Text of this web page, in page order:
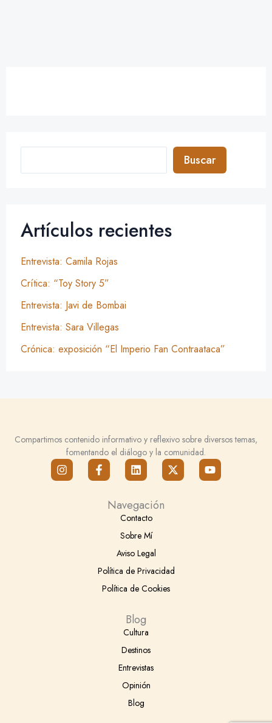
Buscar
Artículos recientes
Entrevista: Camila Rojas
Crítica: “Toy Story 5”
Entrevista: Javi de Bombai
Entrevista: Sara Villegas
Crónica: exposición “El Imperio Fan Contraataca”
Compartimos contenido informativo y reflexivo sobre diversos temas,
fomentando el diálogo y la comunidad.
I
n
s
F
a
c
L
i
n
e
d
n
X
-
t
Y
o
u
Blog
Cultura
Destinos
Entrevistas
Opinión
Blog
Navegación
Contacto
Sobre Mí
Aviso Legal
Política de Privacidad
Política de Cookies